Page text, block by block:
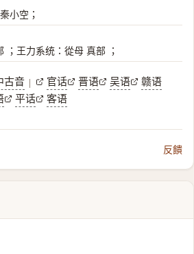
小空；
；王力系统：從母 真部 ；
古音 | 官话 晋语 吴语
赣语
平话 客语
反饋